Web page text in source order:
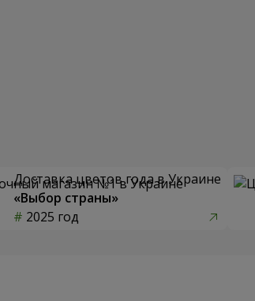
Доставка цветов года в Украине
«Выбор страны»
2025 год